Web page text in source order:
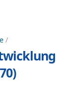
/